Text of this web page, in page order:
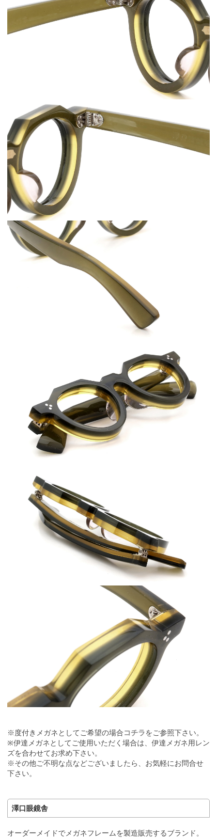
※度付きメガネとしてご希望の場合コチラ をご参照下さい。
※伊達メガネとしてご使用いただく場合は、伊達メガネ用レン
ズを合わせてお求め下さい。
※その他ご不明な点などございましたら、お気軽にお問合せ
下さい。
澤口眼鏡舎
オーダーメイドでメガネフレームを製造販売するブランド。